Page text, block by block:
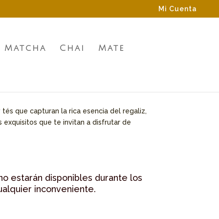
Mi Cuenta
Matcha Chai Mate
que capturan la rica esencia del regaliz,
que te invitan a disfrutar de
estarán disponibles durante los
inconveniente.